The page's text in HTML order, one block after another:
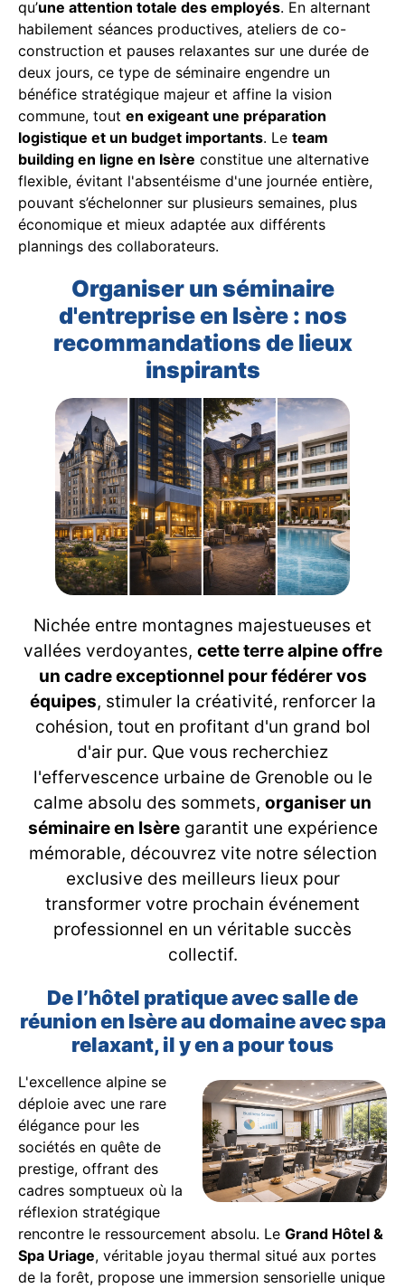
qu’une attention totale des employés. En alternant
habilement séances productives, ateliers de co-
construction et pauses relaxantes sur une durée de
deux jours, ce type de séminaire engendre un
bénéfice stratégique majeur et affine la vision
commune, tout en exigeant une préparation
logistique et un budget importants. Le team
building en ligne en Isère constitue une alternative
flexible, évitant l'absentéisme d'une journée entière,
pouvant s’échelonner sur plusieurs semaines, plus
économique et mieux adaptée aux différents
plannings des collaborateurs.
Organiser un séminaire
d'entreprise en Isère : nos
recommandations de lieux
inspirants
Nichée entre montagnes majestueuses et
vallées verdoyantes, cette terre alpine offre
un cadre exceptionnel pour fédérer vos
équipes, stimuler la créativité, renforcer la
cohésion, tout en profitant d'un grand bol
d'air pur. Que vous recherchiez
l'effervescence urbaine de Grenoble ou le
calme absolu des sommets, organiser un
séminaire en Isèregarantit une expérience
mémorable, découvrez vite notre sélection
exclusive des meilleurs lieux pour
transformer votre prochain événement
professionnel en un véritable succès
collectif.
De l’hôtel pratique avec salle de
réunion en Isère au domaine avec spa
relaxant, il y en a pour tous
L'excellence alpine se
déploie avec une rare
élégance pour les
sociétés en quête de
prestige, offrant des
cadres somptueux où la
réflexion stratégique
rencontre le ressourcement absolu. Le Grand Hôtel &
Spa Uriage, véritable joyau thermal situé aux portes
de la forêt, propose une immersion sensorielle unique